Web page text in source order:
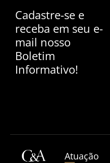
Cadastre-se e
receba em seu e-
mail nosso
Boletim
Informativo!
Atuação